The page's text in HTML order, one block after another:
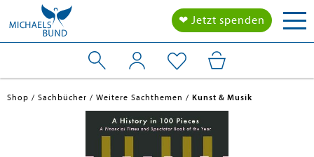
❤ Jetzt spenden
Shop Sachbücher Weitere Sachthemen Kunst & Musik